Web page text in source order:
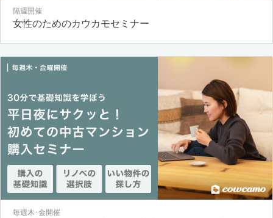
隔週開催
女性のためのカウカモセミナー
毎週木･金開催